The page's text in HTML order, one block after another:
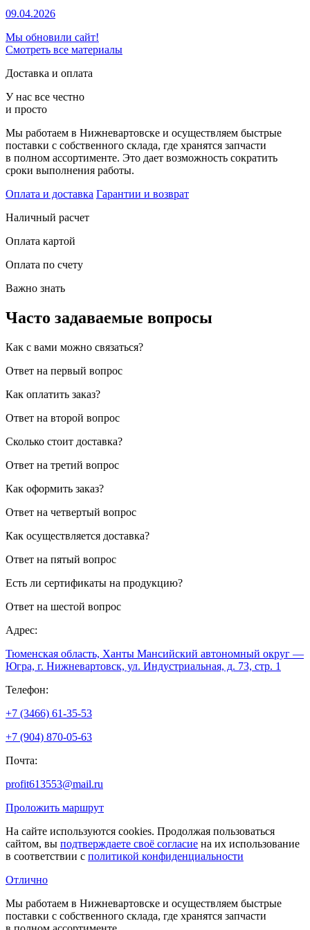
09.04.2026
Мы обновили сайт!
Смотреть все материалы
Доставка и оплата
У нас все честно
и просто
Мы работаем в Нижневартовске и осуществляем быстрые
поставки с собственного склада, где хранятся запчасти
в полном ассортименте. Это дает возможность сократить
сроки выполнения работы.
Оплата и доставка Гарантии и возврат
Наличный расчет
Оплата картой
Оплата по счету
Важно знать
Часто задаваемые вопросы
Как с вами можно связаться?
Ответ на первый вопрос
Как оплатить заказ?
Ответ на второй вопрос
Сколько стоит доставка?
Ответ на третий вопрос
Как оформить заказ?
Ответ на четвертый вопрос
Как осуществляется доставка?
Ответ на пятый вопрос
Есть ли сертификаты на продукцию?
Ответ на шестой вопрос
Адрес:
Тюменская область, Ханты Мансийский автономный округ —
Югра, г. Нижневартовск, ул. Индустриальная, д. 73, стр. 1
Телефон:
+7 (3466) 61-35-53
+7 (904) 870-05-63
Почта:
profit613553@mail.ru
Проложить маршрут
На сайте используются cookies. Продолжая пользоваться
сайтом, вы подтверждаете своё согласие на их использование
в соответствии с политикой конфиденциальности
Отлично
Мы работаем в Нижневартовске и осуществляем быстрые
поставки с собственного склада, где хранятся запчасти